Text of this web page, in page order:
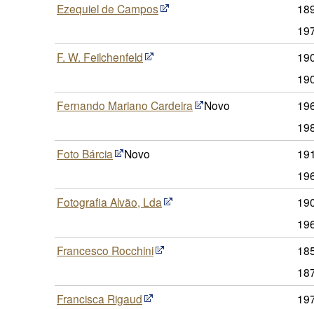
Ezequiel de Campos
F. W. Feilchenfeld
Fernando Mariano Cardeira
Novo
Foto Bárcia
Novo
Fotografia Alvão, Lda
Francesco Rocchini
Francisca Rigaud